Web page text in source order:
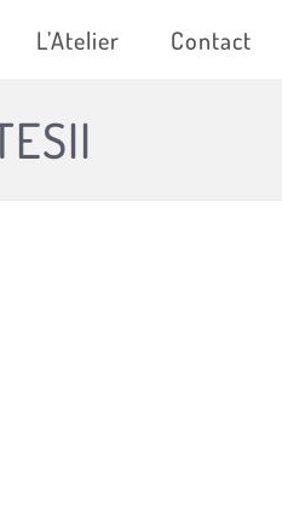
L’Atelier Contact